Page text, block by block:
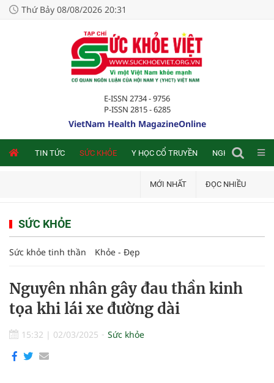
Thứ Bảy 08/08/2026 20:31
E-ISSN 2734 - 9756
P-ISSN 2815 - 6285
VietNam Health MagazineOnline
TIN TỨC SỨC KHỎE Y HỌC CỔ TRUYỀN NGHIÊN CỨU
MỚI NHẤT ĐỌC NHIỀU
SỨC KHỎE
Sức khỏe tinh thần Khỏe - Đẹp
Nguyên nhân gây đau thần kinh
tọa khi lái xe đường dài
15:32 | 02/03/2025 Sức khỏe